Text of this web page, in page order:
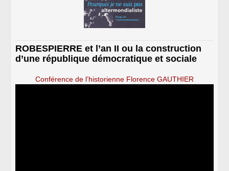
ROBESPIERRE et l’an II ou la construction
d’une république démocratique et sociale
Conférence de l’historienne Florence GAUTHIER